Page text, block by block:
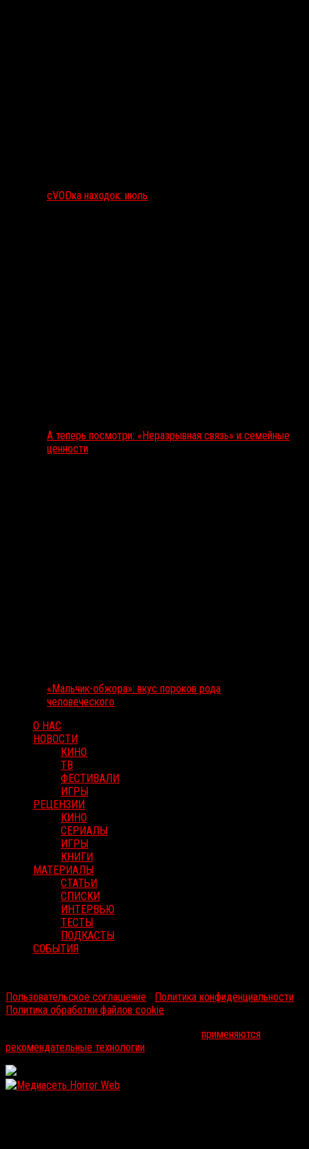
сVODка находок: июль
А теперь посмотри: «Неразрывная связь» и семейные
ценности
«Мальчик-обжора»: вкус пороков рода
человеческого
О НАС
НОВОСТИ
КИНО
ТВ
ФЕСТИВАЛИ
ИГРЫ
РЕЦЕНЗИИ
КИНО
СЕРИАЛЫ
ИГРЫ
КНИГИ
МАТЕРИАЛЫ
СТАТЬИ
СПИСКИ
ИНТЕРВЬЮ
ТЕСТЫ
ПОДКАСТЫ
СОБЫТИЯ
Пользовательское соглашение
Политика конфиденциальности
Политика обработки файлов cookie
применяются
рекомендательные технологии